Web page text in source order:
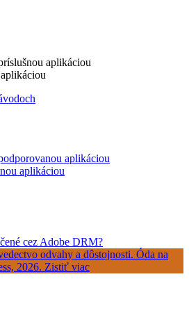
aplikáciou
aplikáciou
aplikáciou
cez Adobe DRM?